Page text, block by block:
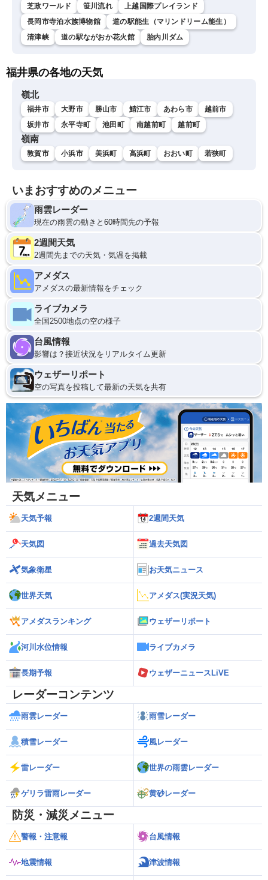
芝政ワールド 笹川流れ
上越国際プレイランド
長岡市寺泊水族博物館
道の駅能生（マリンドリーム能生）
清津峡
道の駅ながおか花火館 胎内川ダム
福井県の各地の天気
嶺北
福井市 大野市 勝山市 鯖江市 あわら市
越前市
坂井市
永平寺町 池田町 南越前町 越前町
嶺南
敦賀市 小浜市 美浜町 高浜町 おおい町 若狭町
いまおすすめのメニュー
雨雲レーダー
現在の雨雲の動きと60時間先の予報
2週間天気
2週間先までの天気・気温を掲載
アメダス
アメダスの最新情報をチェック
ライブカメラ
全国2500地点の空の様子
台風情報
影響は？接近状況をリアルタイム更新
ウェザーリポート
空の写真を投稿して最新の天気を共有
天気メニュー
天気予報 2週間天気
天気図 過去天気図
気象衛星 お天気ニュース
世界天気 アメダス(実況天気)
アメダスランキング ウェザーリポート
河川水位情報 ライブカメラ
長期予報 ウェザーニュースLiVE
レーダーコンテンツ
雨雲レーダー 雨雪レーダー
積雪レーダー 風レーダー
雷レーダー 世界の雨雲レーダー
ゲリラ雷雨レーダー 黄砂レーダー
防災・減災メニュー
警報・注意報 台風情報
地震情報 津波情報